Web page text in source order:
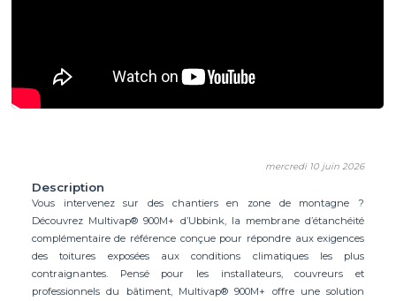
mercredi 10 juin 2026
Description
Vous intervenez sur des chantiers en zone de montagne ?
Découvrez Multivap® 900M+ d’Ubbink, la membrane d’étanchéité
complémentaire de référence conçue pour répondre aux exigences
des toitures exposées aux conditions climatiques les plus
contraignantes. Pensé pour les installateurs, couvreurs et
professionnels du bâtiment, Multivap® 900M+ offre une solution